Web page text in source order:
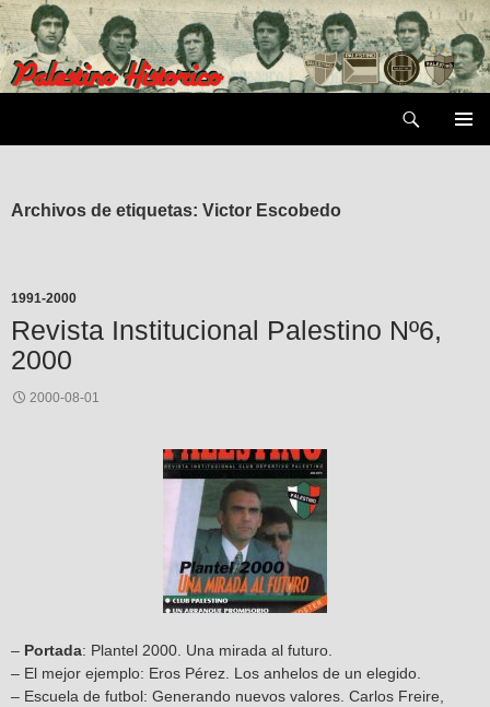
Saltar
al
contenido
Archivos de etiquetas: Victor Escobedo
1991-2000
Revista Institucional Palestino Nº6,
2000
2000-08-01
– Portada: Plantel 2000. Una mirada al futuro.
– El mejor ejemplo: Eros Pérez. Los anhelos de un elegido.
– Escuela de futbol: Generando nuevos valores. Carlos Freire,